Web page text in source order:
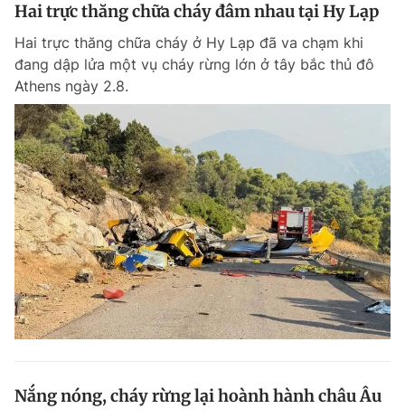
Hai trực thăng chữa cháy đâm nhau tại Hy Lạp
Hai trực thăng chữa cháy ở Hy Lạp đã va chạm khi
đang dập lửa một vụ cháy rừng lớn ở tây bắc thủ đô
Athens ngày 2.8.
Nắng nóng, cháy rừng lại hoành hành châu Âu